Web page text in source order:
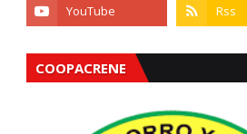
COOPACRENE